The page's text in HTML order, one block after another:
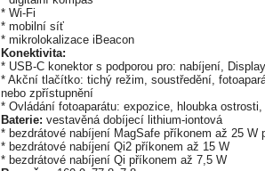
* Wi-Fi
* mobilní síť
* mikrolokalizace iBeacon
Konektivita:
* USB-C konektor s podporou pro: nabíjení,
* Akční tlačítko: tichý režim, soustředění,
nebo zpřístupnění
* Ovládání fotoaparátu: expozice, hloubka
Baterie: vestavěná dobíjecí lithium-iontová
* bezdrátové nabíjení MagSafe příkonem až 25 W
* bezdrátové nabíjení Qi2 příkonem až 15 W
* bezdrátové nabíjení Qi příkonem až 7,5 W